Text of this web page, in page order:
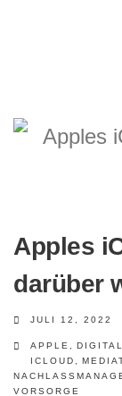
Apples
darüber
JULI 12, 2022
APPLE
ICLOUD
VORSORGE